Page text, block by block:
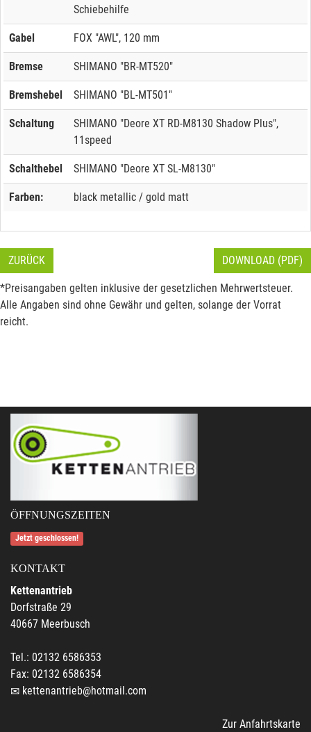
Schiebehilfe
Gabel FOX "AWL", 120 mm
Bremse SHIMANO "BR-MT520"
Bremshebel SHIMANO "BL-MT501"
Schaltung
SHIMANO "Deore XT RD-M8130 Shadow Plus",
11speed
Schalthebel SHIMANO "Deore XT SL-M8130"
Farben: black metallic / gold matt
ZURÜCK DOWNLOAD (PDF)
*Preisangaben gelten inklusive der gesetzlichen Mehrwertsteuer.
Alle Angaben sind ohne Gewähr und gelten, solange der Vorrat
reicht.
ÖFFNUNGSZEITEN
Jetzt geschlossen!
KONTAKT
Kettenantrieb
Dorfstraße 29
40667 Meerbusch
Tel.: 02132 6586353
Fax: 02132 6586354
kettenantrieb@hotmail.com
Zur Anfahrtskarte